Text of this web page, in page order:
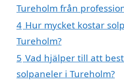
Tureholm från
4 Hur mycket kostar
Tureholm?
5 Vad hjälper till att
solpaneler i Tureholm?